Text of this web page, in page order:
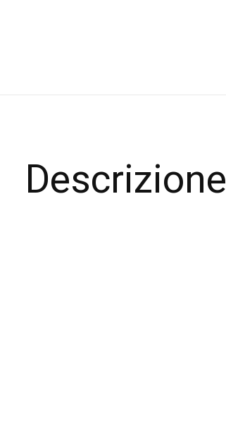
Descrizione